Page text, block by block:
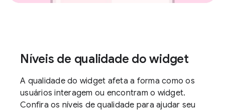
Níveis de qualidade do widget
A qualidade do widget afeta a forma como os
usuários interagem ou encontram o widget.
Confira os níveis de qualidade para ajudar seu